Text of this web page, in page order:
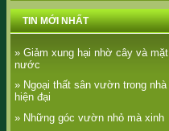
TIN MỚI NHẤT
» Giảm xung hại nhờ cây và mặt
nước
» Ngoại thất sân vườn trong nhà
hiện đại
» Những góc vườn nhỏ mà xinh